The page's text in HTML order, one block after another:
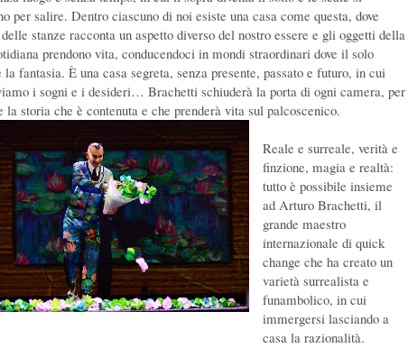
per salire. Dentro ciascuno di noi esiste una casa come questa, dove
stanze racconta un aspetto diverso del nostro essere e gli oggetti della
prendono vita, conducendoci in mondi straordinari dove il solo
fantasia. È una casa segreta, senza presente, passato e futuro, in cui
i sogni e i desideri… Brachetti schiuderà la porta di ogni camera, per
la storia che è contenuta e che prenderà vita sul palcoscenico.
Reale e surreale, verità e
finzione, magia e realtà:
tutto è possibile insieme
ad Arturo Brachetti, il
grande maestro
internazionale di quick
change che ha creato un
varietà surrealista e
funambolico, in cui
immergersi lasciando a
casa la razionalità.